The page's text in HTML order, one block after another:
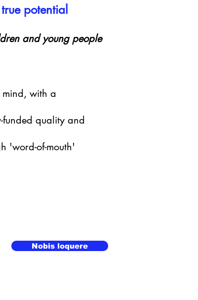
potential
and young people
mind, with a
funded quality and
'word-of-mouth'
Nobis loquere